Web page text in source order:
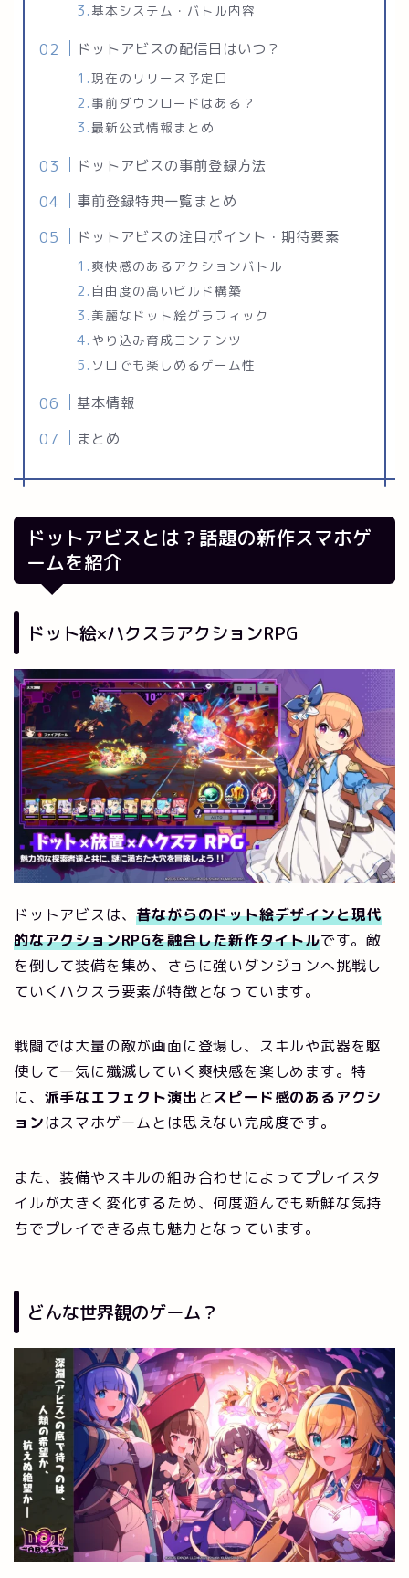
基本システム・バトル内容
ドットアビスの配信日はいつ？
現在のリリース予定日
事前ダウンロードはある？
最新公式情報まとめ
ドットアビスの事前登録方法
事前登録特典一覧まとめ
ドットアビスの注目ポイント・期待要素
爽快感のあるアクションバトル
自由度の高いビルド構築
美麗なドット絵グラフィック
やり込み育成コンテンツ
ソロでも楽しめるゲーム性
基本情報
まとめ
ドットアビスとは？話題の新作スマホゲ
ームを紹介
ドット絵×ハクスラアクションRPG
ドットアビスは、昔ながらのドット絵デザインと現代
的なアクションRPGを融合した新作タイトルです。敵
を倒して装備を集め、さらに強いダンジョンへ挑戦し
ていくハクスラ要素が特徴となっています。
戦闘では大量の敵が画面に登場し、スキルや武器を駆
使して一気に殲滅していく爽快感を楽しめます。特
に、 派手なエフェクト演出とスピード感のあるアクシ
ョンはスマホゲームとは思えない完成度です。
また、装備やスキルの組み合わせによってプレイスタ
イルが大きく変化するため、何度遊んでも新鮮な気持
ちでプレイできる点も魅力となっています。
どんな世界観のゲーム？